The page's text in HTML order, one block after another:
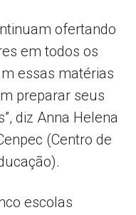
ofertando
em todos os
essas matérias
preparar seus
diz Anna Helena
(Centro de
escolas